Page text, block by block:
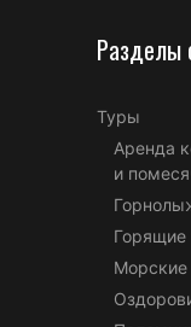
Разделы
Туры
Аренда
и
Горящие
Морские